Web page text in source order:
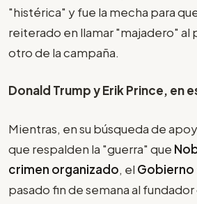
"histérica" y fue la mecha para
reiterado en llamar "majadero" al
otro de la campaña.
Donald Trump y Erik Prince, en
Mientras, en su búsqueda de
que respalden la "guerra" que
crimen organizado, el Gobierno
pasado fin de semana al